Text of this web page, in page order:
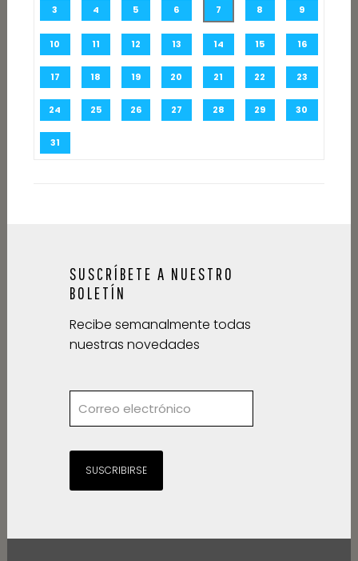
3 4 5 6 7 8 9
10 11 12 13 14 15 16
17 18 19 20 21 22 23
24 25 26 27 28 29 30
31
SUSCRÍBETE A NUESTRO
BOLETÍN
Recibe semanalmente todas
nuestras novedades
SUSCRIBIRSE